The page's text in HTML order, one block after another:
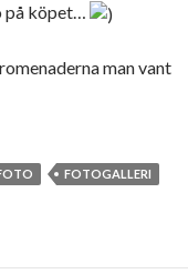
på köpet…
man vant
FOTOGALLERI